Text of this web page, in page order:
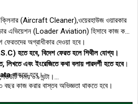
ক্লিনার (Aircraft Cleaner),ওয়েরহাউজ ওয়ারকার
(Loader Aviation) হিসাবে কাজ করার
অগ্রাধীকার দেওয়া হবে।
হতে হবে, বিদেশ ফেরত হলে শিথীল যোগ্য।
লিখতে এবং ইংরেজিতে কথা বলায় পারদর্শী হতে হবে।
থাকতে হবে।
বছর কাজ করার বাস্তব অভিজ্ঞতা থাকতে হবে।
সময় ০৯ ঘন্টা।
মাস।